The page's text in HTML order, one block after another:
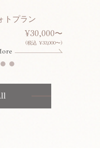
トプラン
¥30,000〜
(税込 ¥33,000〜)